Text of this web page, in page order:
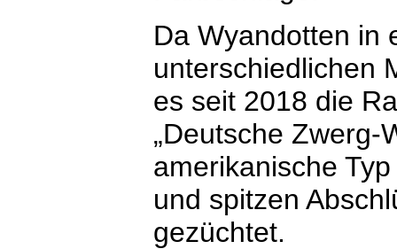
Da Wyandotten in
unterschiedlichen
es seit 2018 die
„Deutsche Zwerg-
amerikanische
und spitzen
gezüchtet.